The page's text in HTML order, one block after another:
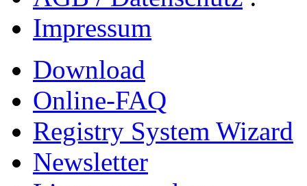
Impressum
Download
Online-FAQ
Registry System Wizard
Newsletter